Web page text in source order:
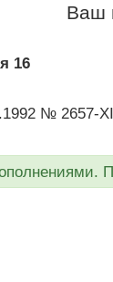
Ваш
16
№ 2657-